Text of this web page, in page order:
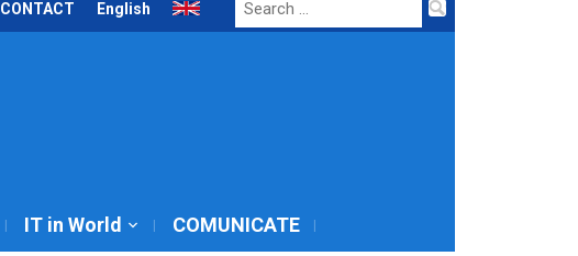
CONTACT English
for:
IT in World COMUNICATE